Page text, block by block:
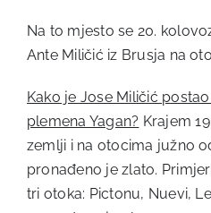
Na to mjesto se 20.
Ante Miličić iz Brusja na
Kako je Jose Miličić
plemena Yagan? Krajem
zemlji i na otocima južno
pronađeno je zlato.
tri otoka: Pictonu, Nuevi,